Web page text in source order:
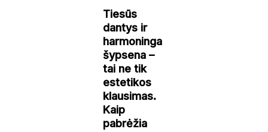
Tiesūs
dantys ir
harmoninga
šypsena –
tai ne tik
estetikos
klausimas.
Kaip
pabrėžia